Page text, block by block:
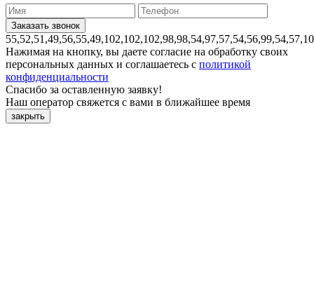
Нажимая на кнопку, вы даете согласие на обработку своих
персональных данных и соглашаетесь с политикой
конфиденциальности
Спасибо за оставленную заявку!
Наш оператор свяжется с вами в ближайшее время
закрыть